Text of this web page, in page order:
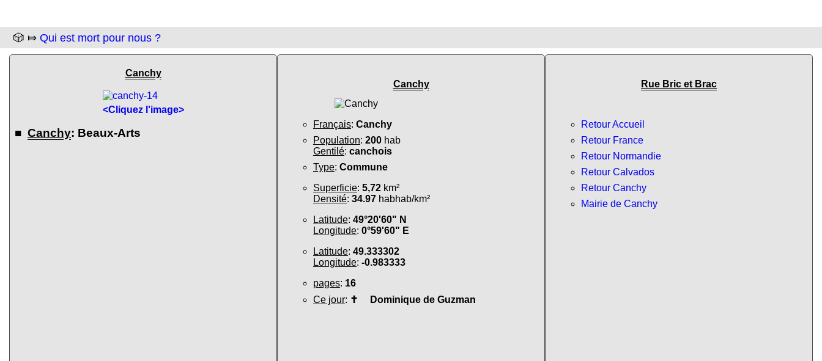
🎲 ⤇ Qui est mort pour nous ?
Canchy
<Cliquez l'image>
■ Canchy: Beaux-Arts
Canchy
Français: Canchy
Population: 200 hab
Gentilé: canchois
Type: Commune
Superficie: 5,72 km²
Densité: 34.97 habhab/km²
Latitude: 49°20'60" N
Longitude: 0°59'60" E
Latitude: 49.333302
Longitude: -0.983333
pages: 16
Ce jour: ✝ Dominique de Guzman
Rue Bric et Brac
Retour Accueil
Retour France
Retour Normandie
Retour Calvados
Retour Canchy
Mairie de Canchy